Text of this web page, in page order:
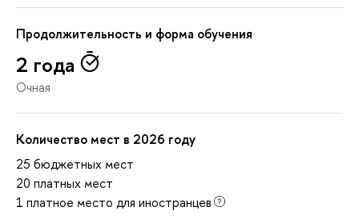
Продолжительность и форма обучения
2 года
Очная
Количество мест в 2026 году
25 бюджетных мест
20 платных мест
1 платное место для иностранцев